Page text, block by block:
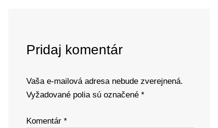
Pridaj komentár
Vaša e-mailová adresa nebude zverejnená.
Vyžadované polia sú označené *
Komentár *